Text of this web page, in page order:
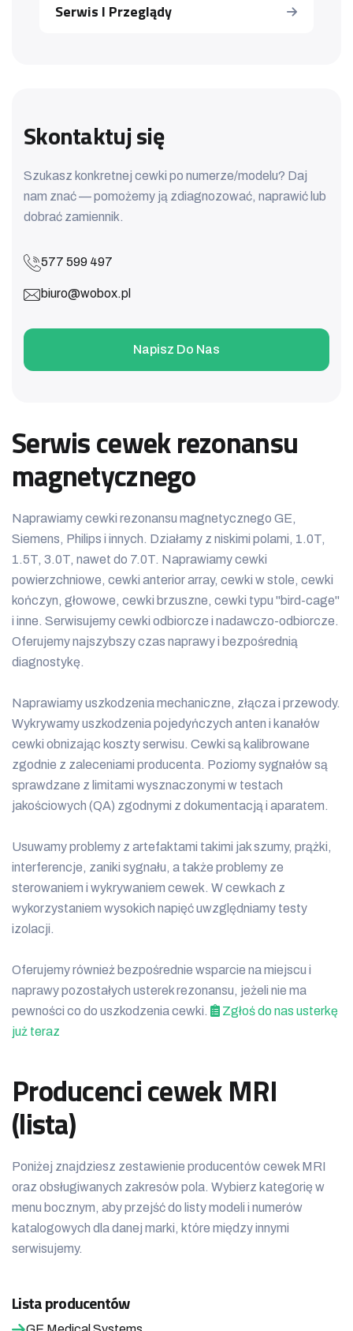
Serwis I Przeglądy
Skontaktuj się
Szukasz konkretnej cewki po numerze/modelu? Daj
nam znać — pomożemy ją zdiagnozować, naprawić lub
dobrać zamiennik.
577 599 497
biuro@wobox.pl
Napisz Do Nas
Serwis cewek rezonansu
magnetycznego
Naprawiamy cewki rezonansu magnetycznego GE,
Siemens, Philips i innych. Działamy z niskimi polami, 1.0T,
1.5T, 3.0T, nawet do 7.0T. Naprawiamy cewki
powierzchniowe, cewki anterior array, cewki w stole, cewki
kończyn, głowowe, cewki brzuszne, cewki typu "bird-cage"
i inne. Serwisujemy cewki odbiorcze i nadawczo-odbiorcze.
Oferujemy najszybszy czas naprawy i bezpośrednią
diagnostykę.
Naprawiamy uszkodzenia mechaniczne, złącza i przewody.
Wykrywamy uszkodzenia pojedyńczych anten i kanałów
cewki obnizając koszty serwisu. Cewki są kalibrowane
zgodnie z zaleceniami producenta. Poziomy sygnałów są
sprawdzane z limitami wysznaczonymi w testach
jakościowych (QA) zgodnymi z dokumentacją i aparatem.
Usuwamy problemy z artefaktami takimi jak szumy, prążki,
interferencje, zaniki sygnału, a także problemy ze
sterowaniem i wykrywaniem cewek. W cewkach z
wykorzystaniem wysokich napięć uwzględniamy testy
izolacji.
Oferujemy również bezpośrednie wsparcie na miejscu i
naprawy pozostałych usterek rezonansu, jeżeli nie ma
pewności co do uszkodzenia cewki.
Zgłoś do nas usterkę
już teraz
Producenci cewek MRI
(lista)
Poniżej znajdziesz zestawienie producentów cewek MRI
oraz obsługiwanych zakresów pola. Wybierz kategorię w
menu bocznym, aby przejść do listy modeli i numerów
katalogowych dla danej marki, które między innymi
serwisujemy.
Lista producentów